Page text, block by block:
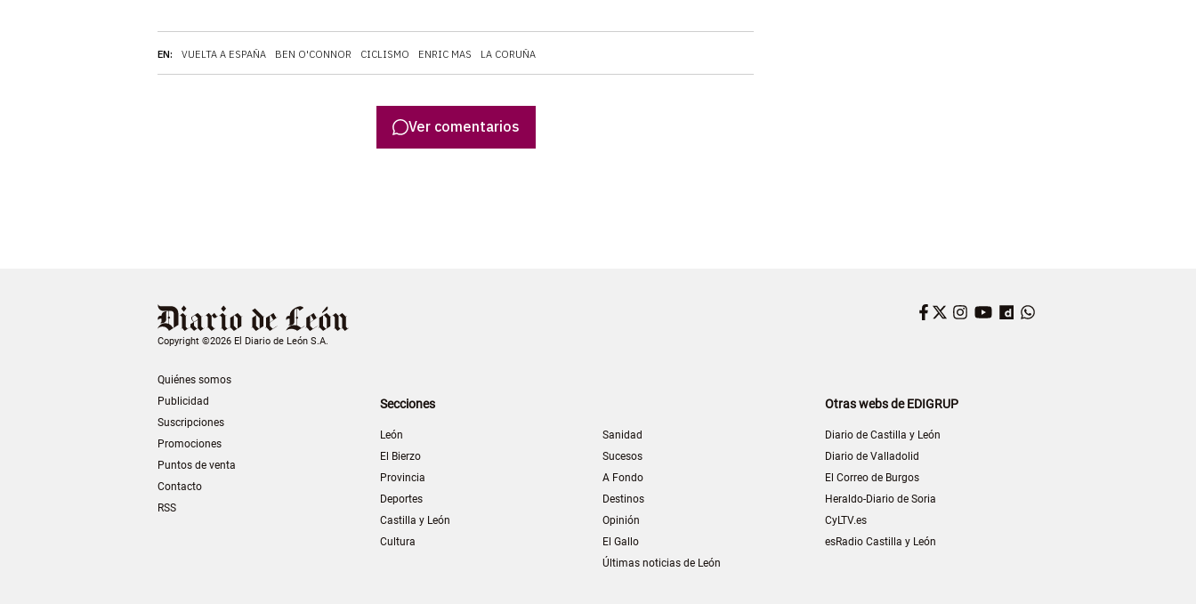
EN: VUELTA A ESPAÑA BEN O'CONNOR CICLISMO ENRIC MAS LA CORUÑA
Ver comentarios
Copyright ©2026 El Diario de León S.A.
Quiénes somos
Publicidad
Suscripciones
Promociones
Puntos de venta
Contacto
RSS
Facebook
Twitter
Instagram
YouTube
Dailymotion
Secciones
León
El Bierzo
Provincia
Deportes
Castilla y León
Cultura
Sanidad
Sucesos
A Fondo
Destinos
Opinión
El Gallo
Últimas noticias de León
Otras webs de EDIGRUP
Diario de Castilla y León
Diario de Valladolid
El Correo de Burgos
Heraldo-Diario de Soria
CyLTV.es
esRadio Castilla y León